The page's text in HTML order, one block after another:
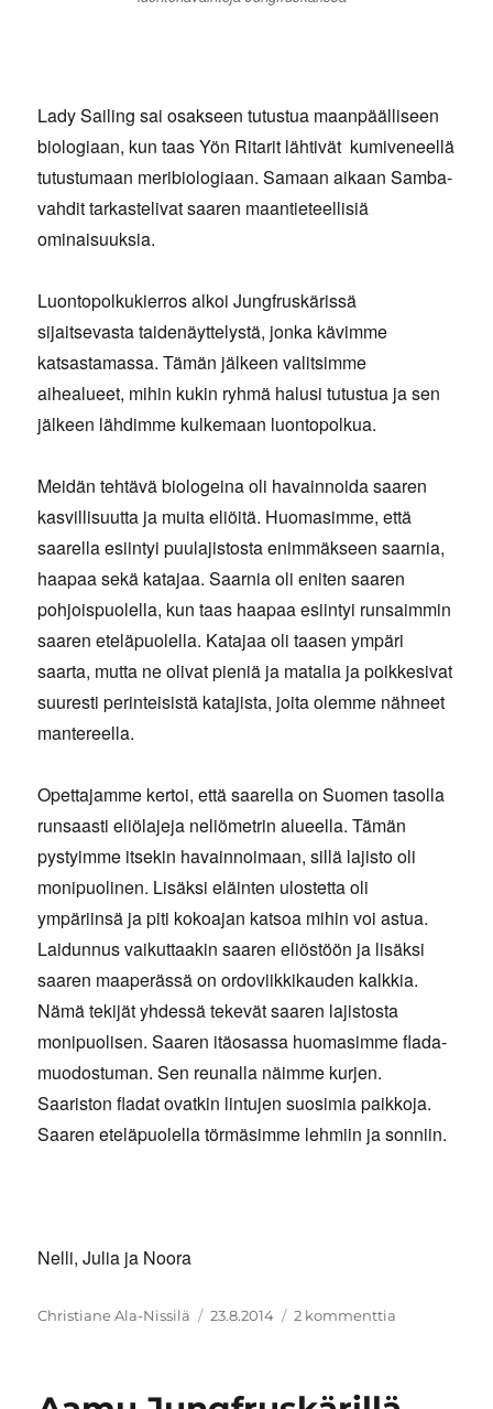
Lady Sailing sai osakseen tutustua maanpäälliseen
biologiaan, kun taas Yön Ritarit lähtivät kumiveneellä
tutustumaan meribiologiaan. Samaan aikaan Samba-
vahdit tarkastelivat saaren maantieteellisiä
ominaisuuksia.
Luontopolkukierros alkoi Jungfruskärissä
sijaitsevasta taidenäyttelystä, jonka kävimme
katsastamassa. Tämän jälkeen valitsimme
aihealueet, mihin kukin ryhmä halusi tutustua ja sen
jälkeen lähdimme kulkemaan luontopolkua.
Meidän tehtävä biologeina oli havainnoida saaren
kasvillisuutta ja muita eliöitä. Huomasimme, että
saarella esiintyi puulajistosta enimmäkseen saarnia,
haapaa sekä katajaa. Saarnia oli eniten saaren
pohjoispuolella, kun taas haapaa esiintyi runsaimmin
saaren eteläpuolella. Katajaa oli taasen ympäri
saarta, mutta ne olivat pieniä ja matalia ja poikkesivat
suuresti perinteisistä katajista, joita olemme nähneet
mantereella.
Opettajamme kertoi, että saarella on Suomen tasolla
runsaasti eliölajeja neliömetrin alueella. Tämän
pystyimme itsekin havainnoimaan, sillä lajisto oli
monipuolinen. Lisäksi eläinten ulostetta oli
ympäriinsä ja piti kokoajan katsoa mihin voi astua.
Laidunnus vaikuttaakin saaren eliöstöön ja lisäksi
saaren maaperässä on ordoviikkikauden kalkkia.
Nämä tekijät yhdessä tekevät saaren lajistosta
monipuolisen. Saaren itäosassa huomasimme flada-
muodostuman. Sen reunalla näimme kurjen.
Saariston fladat ovatkin lintujen suosimia paikkoja.
Saaren eteläpuolella törmäsimme lehmiin ja sonniin.
Nelli, Julia ja Noora
Kirjoittaja
Christiane Ala-Nissilä Julkaistu
23.8.2014 2 kommenttia